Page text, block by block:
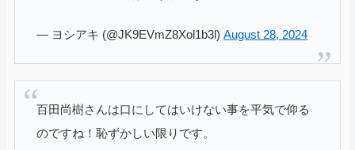
— ヨシアキ (@JK9EVmZ8Xol1b3l) August 28, 2024
百田尚樹さんは口にしてはいけない事を平気で仰る
のですね！恥ずかしい限りです。